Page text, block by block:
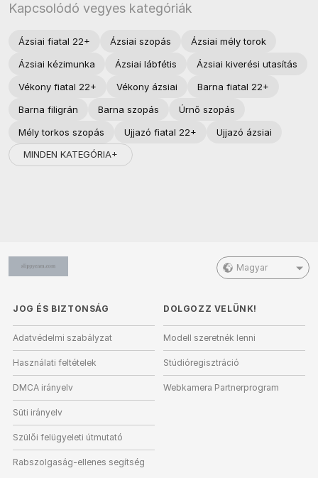
Kapcsolódó vegyes kategóriák
Ázsiai fiatal 22+ Ázsiai szopás
Ázsiai mély torok
Ázsiai kézimunka
Ázsiai lábfétis
Ázsiai kiverési utasítás
Vékony fiatal 22+
Vékony ázsiai
Barna fiatal 22+
Barna filigrán
Barna szopás
Úrnő szopás
Mély torkos szopás
Ujjazó fiatal 22+
Ujjazó ázsiai
MINDEN KATEGÓRIA+
Magyar
JOG ÉS BIZTONSÁG
Adatvédelmi szabályzat
Használati feltételek
DMCA irányelv
Süti irányelv
Szülői felügyeleti útmutató
Rabszolgaság-ellenes segítség
DOLGOZZ VELÜNK!
Modell szeretnék lenni
Stúdióregisztráció
Webkamera Partnerprogram